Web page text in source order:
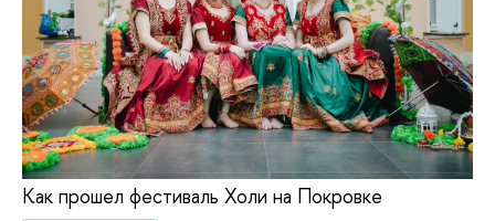
Как прошел фестиваль Холи на Покровке